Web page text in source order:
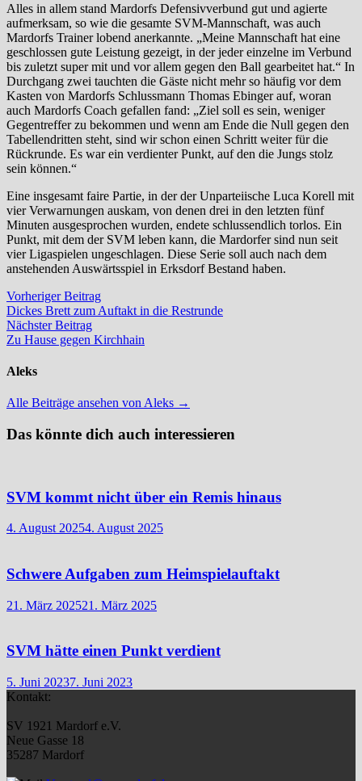
Alles in allem stand Mardorfs Defensivverbund gut und agierte
aufmerksam, so wie die gesamte SVM-Mannschaft, was auch
Mardorfs Trainer lobend anerkannte. „Meine Mannschaft hat eine
geschlossen gute Leistung gezeigt, in der jeder einzelne im Verbund
bis zuletzt super mit und vor allem gegen den Ball gearbeitet hat.“ In
Durchgang zwei tauchten die Gäste nicht mehr so häufig vor dem
Kasten von Mardorfs Schlussmann Thomas Ebinger auf, woran
auch Mardorfs Coach gefallen fand: „Ziel soll es sein, weniger
Gegentreffer zu bekommen und wenn am Ende die Null gegen den
Tabellendritten steht, sind wir schon einen Schritt weiter für die
Rückrunde. Es war ein verdienter Punkt, auf den die Jungs stolz
sein können.“
Eine insgesamt faire Partie, in der der Unparteiische Luca Korell mit
vier Verwarnungen auskam, von denen drei in den letzten fünf
Minuten ausgesprochen wurden, endete schlussendlich torlos. Ein
Punkt, mit dem der SVM leben kann, die Mardorfer sind nun seit
vier Ligaspielen ungeschlagen. Diese Serie soll auch nach dem
anstehenden Auswärtsspiel in Erksdorf Bestand haben.
Beitragsnavigation
Vorheriger BeitragVorheriger
Beitrag:
Dickes Brett zum Auftakt in die Restrunde
Nächster BeitragNächster
Beitrag:
Zu Hause gegen Kirchhain
Aleks
Alle Beiträge ansehen von Aleks →
Das könnte dich auch interessieren
SVM kommt nicht über ein Remis hinaus
4. August 20254. August 2025
Schwere Aufgaben zum Heimspielauftakt
21. März 202521. März 2025
SVM hätte einen Punkt verdient
5. Juni 20237. Juni 2023
Kontakt:
SV 1921 Mardorf e.V.
Neue Gasse 18
35287 Mardorf